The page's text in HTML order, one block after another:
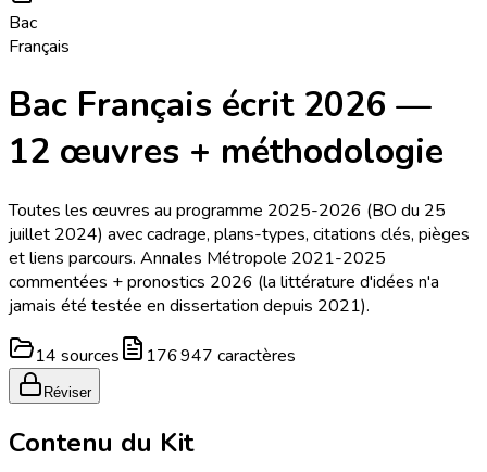
Bac
Français
Bac Français écrit 2026 —
12 œuvres + méthodologie
Toutes les œuvres au programme 2025-2026 (BO du 25
juillet 2024) avec cadrage, plans-types, citations clés, pièges
et liens parcours. Annales Métropole 2021-2025
commentées + pronostics 2026 (la littérature d'idées n'a
jamais été testée en dissertation depuis 2021).
14 sources 176 947 caractères
Réviser
Contenu du Kit